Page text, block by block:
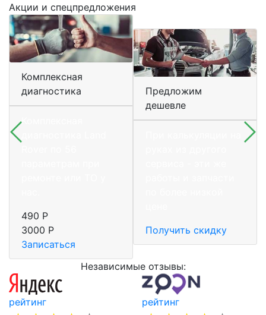
Акции и спецпредложения
Комплексная
диагностика
Комплексная
490 Р
3000 Р
Записаться
Предложим
дешевле
Получить скидку
Независимые отзывы:
рейтинг рейтинг